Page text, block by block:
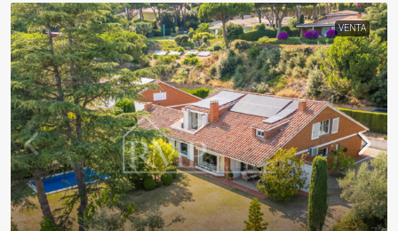
VENTA